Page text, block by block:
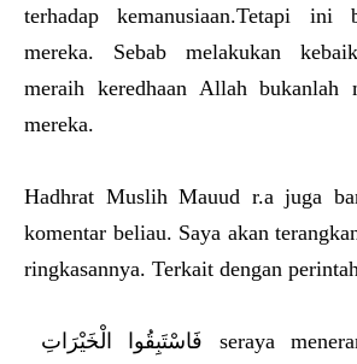
terhadap kemanusiaan.Tetapi ini
mereka. Sebab melakukan
meraih keredhaan Allah bukanlah
mereka.
Hadhrat Muslih Mauud r.a juga
komentar beliau. Saya akan
ringkasannya. Terkait dengan